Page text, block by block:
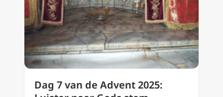
Dag 7 van de Advent 2025: